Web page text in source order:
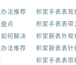
法推荐
积家手表表耳
点
积家手表表带
何解决
法推荐
积家腕表表针
积家手表表带